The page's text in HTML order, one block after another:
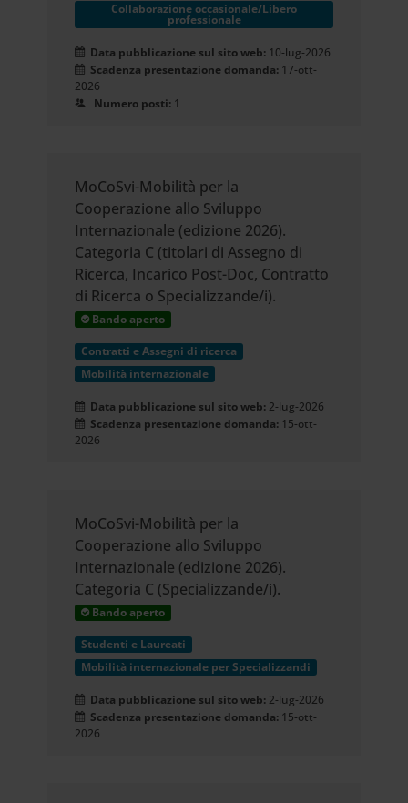
Collaborazione occasionale/Libero
professionale
Data pubblicazione sul sito web: 10-lug-2026
Scadenza presentazione domanda: 17-ott-
2026
Numero posti: 1
MoCoSvi-Mobilità per la
Cooperazione allo Sviluppo
Internazionale (edizione 2026).
Categoria C (titolari di Assegno di
Ricerca, Incarico Post-Doc, Contratto
di Ricerca o Specializzande/i).
Bando aperto
Contratti e Assegni di ricerca
Mobilità internazionale
Data pubblicazione sul sito web: 2-lug-2026
Scadenza presentazione domanda: 15-ott-
2026
MoCoSvi-Mobilità per la
Cooperazione allo Sviluppo
Internazionale (edizione 2026).
Categoria C (Specializzande/i).
Bando aperto
Studenti e Laureati
Mobilità internazionale per Specializzandi
Data pubblicazione sul sito web: 2-lug-2026
Scadenza presentazione domanda: 15-ott-
2026